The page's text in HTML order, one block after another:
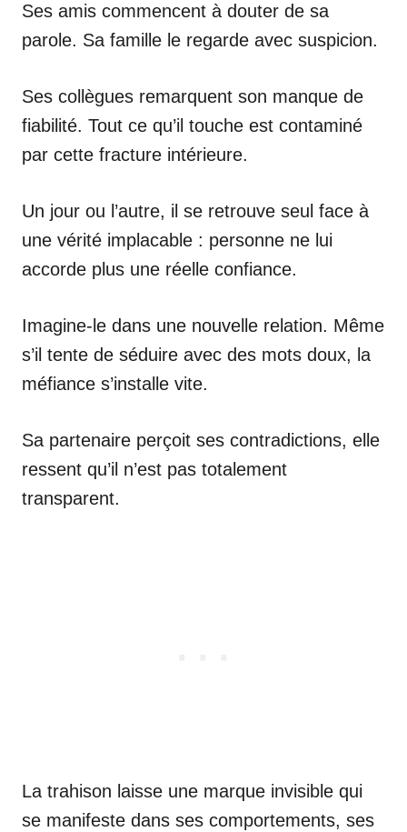
Ses amis commencent à douter de sa
parole. Sa famille le regarde avec suspicion.
Ses collègues remarquent son manque de
fiabilité. Tout ce qu’il touche est contaminé
par cette fracture intérieure.
Un jour ou l’autre, il se retrouve seul face à
une vérité implacable : personne ne lui
accorde plus une réelle confiance.
Imagine-le dans une nouvelle relation. Même
s’il tente de séduire avec des mots doux, la
méfiance s’installe vite.
Sa partenaire perçoit ses contradictions, elle
ressent qu’il n’est pas totalement
transparent.
La trahison laisse une marque invisible qui
se manifeste dans ses comportements, ses